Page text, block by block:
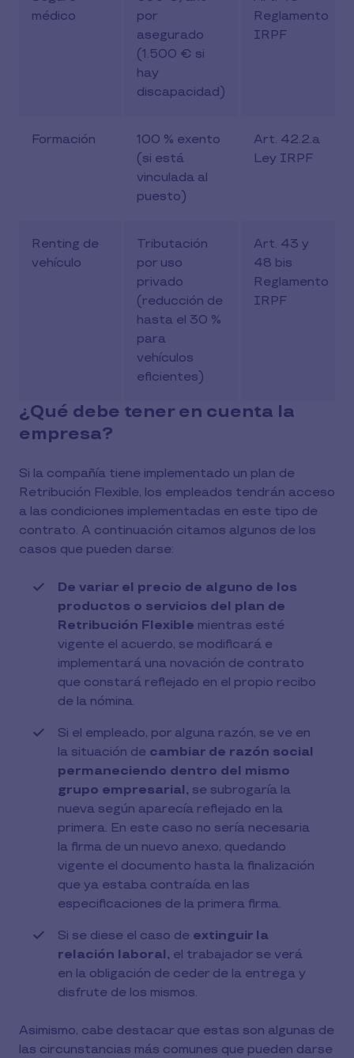
médico
por
asegurado
(1.500 € si
hay
discapacidad)
Reglamento
IRPF
Formación
100 % exento
(si está
vinculada al
puesto)
Art. 42.2.a
Ley IRPF
Renting de
vehículo
Tributación
por uso
privado
(reducción de
hasta el 30 %
para
vehículos
eficientes)
Art. 43 y
48 bis
Reglamento
IRPF
¿Qué debe tener en cuenta la
empresa?
Si la compañía tiene implementado un plan de
Retribución Flexible, los empleados tendrán acceso
a las condiciones implementadas en este tipo de
contrato. A continuación citamos algunos de los
casos que pueden darse:
De variar el precio de alguno de los
productos o servicios del plan de
Retribución Flexible mientras esté
vigente el acuerdo, se modificará e
implementará una novación de contrato
que constará reflejado en el propio recibo
de la nómina.
Si el empleado, por alguna razón, se ve en
la situación de cambiar de razón social
permaneciendo dentro del mismo
grupo empresarial, se subrogaría la
nueva según aparecía reflejado en la
primera. En este caso no sería necesaria
la firma de un nuevo anexo, quedando
vigente el documento hasta la finalización
que ya estaba contraída en las
especificaciones de la primera firma.
Si se diese el caso de extinguir la
relación laboral, el trabajador se verá
en la obligación de ceder de la entrega y
disfrute de los mismos.
Asimismo, cabe destacar que estas son algunas de
las circunstancias más comunes que pueden darse